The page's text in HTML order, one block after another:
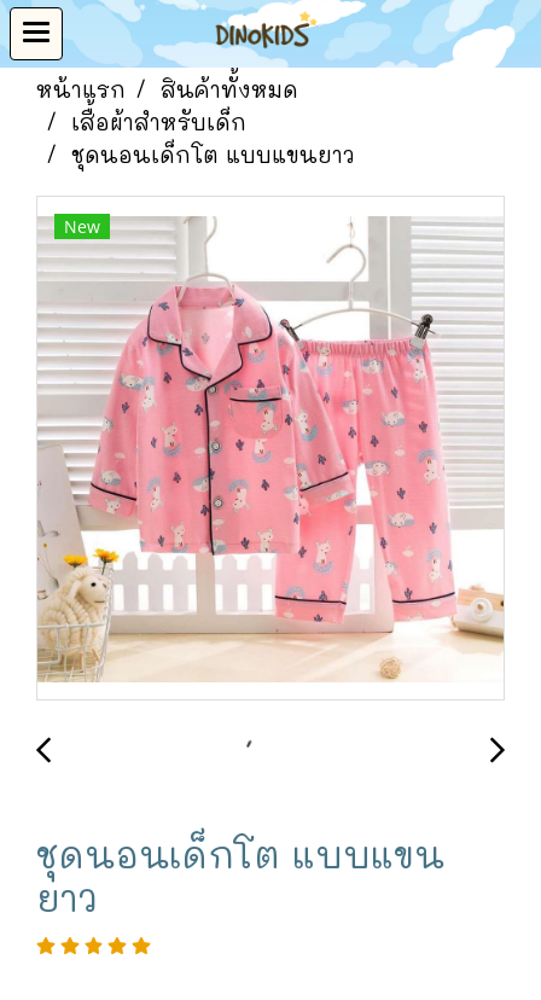
หน้าแรก
สินค้าทั้งหมด
เสื้อผ้าสำหรับเด็ก
ชุดนอนเด็กโต แบบแขนยาว
New
ชุดนอนเด็กโต แบบแขน
ยาว